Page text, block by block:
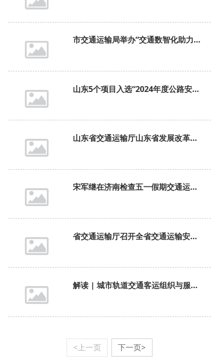
市交通运输局举办“交通数智化助力城市高质量发展的实践”交通大讲堂专题讲座
山东5个项目入选“2024年度公路安全设施和交通秩序管理精细化提升精品工程”
​山东省交通运输厅山东省发展改革委山东省公安厅山东省财政厅山东省商务厅关于印发山东省2025 年老旧营运货车报废更新工作实施细则的通知
宋军继在济南检查五一假期交通运输、市场保供、安全生产等工作
省交通运输厅召开全省交通运输安全生产隐患排查整治行动工作部交署会
解读 | 城市轨道交通客运组织与服务管理办法
<上一页 下一页>